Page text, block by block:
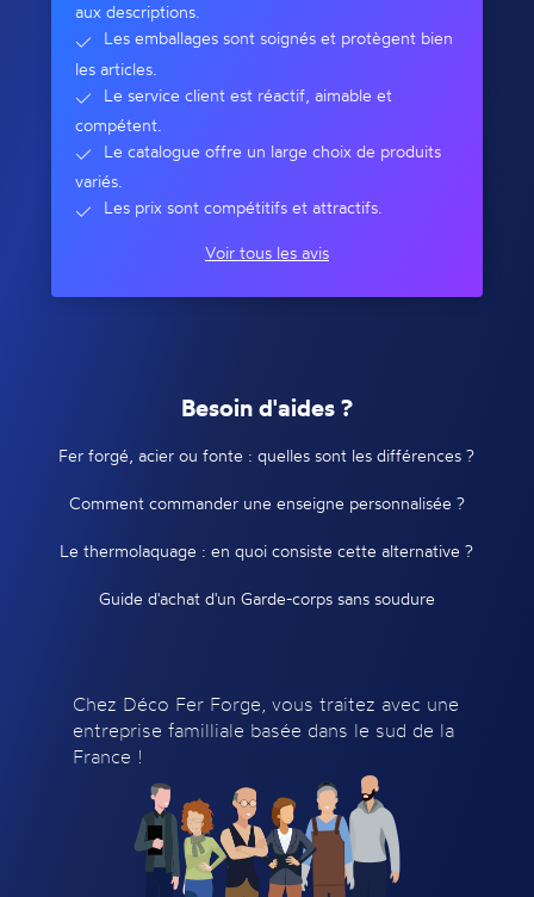
aux descriptions.
Les emballages sont soignés et protègent bien
les articles.
Le service client est réactif, aimable et
compétent.
Le catalogue offre un large choix de produits
variés.
Les prix sont compétitifs et attractifs.
Voir tous les avis
Besoin d'aides ?
Fer forgé, acier ou fonte : quelles sont les différences ?
Comment commander une enseigne personnalisée ?
Le thermolaquage : en quoi consiste cette alternative ?
Guide d'achat d'un Garde-corps sans soudure
Chez Déco Fer Forge, vous traitez avec une
entreprise familliale basée dans le sud de la
France !